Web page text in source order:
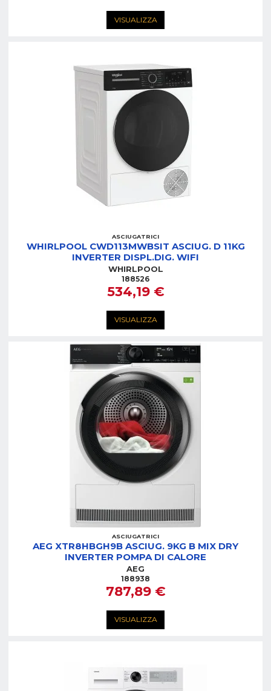
VISUALIZZA
ASCIUGATRICI
WHIRLPOOL CWD113MWBSIT ASCIUG. D 11KG
INVERTER DISPL.DIG. WIFI
WHIRLPOOL
188526
534,19 €
VISUALIZZA
ASCIUGATRICI
AEG XTR8HBGH9B ASCIUG. 9KG B MIX DRY
INVERTER POMPA DI CALORE
AEG
188938
787,89 €
VISUALIZZA